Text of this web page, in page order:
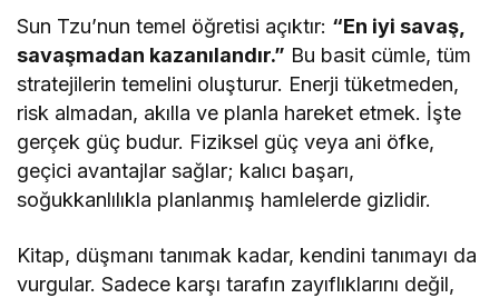
Sun Tzu’nun temel öğretisi açıktır: “En iyi savaş,
savaşmadan kazanılandır.” Bu basit cümle, tüm
stratejilerin temelini oluşturur. Enerji tüketmeden,
risk almadan, akılla ve planla hareket etmek. İşte
gerçek güç budur. Fiziksel güç veya ani öfke,
geçici avantajlar sağlar; kalıcı başarı,
soğukkanlılıkla planlanmış hamlelerde gizlidir.
Kitap, düşmanı tanımak kadar, kendini tanımayı da
vurgular. Sadece karşı tarafın zayıflıklarını değil,